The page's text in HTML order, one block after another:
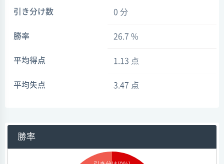
引き分け数 0 分
勝率 26.7 %
平均得点 1.13 点
平均失点 3.47 点
勝率